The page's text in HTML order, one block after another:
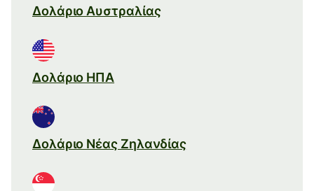
Δολάριο Αυστραλίας
Δολάριο ΗΠΑ
Δολάριο Νέας Ζηλανδίας